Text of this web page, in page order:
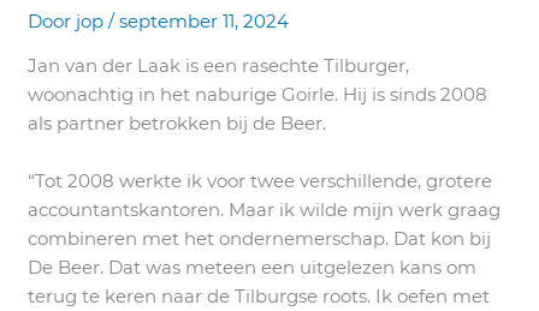
Door jop/september 11, 2024
Jan van der Laak is een rasechte Tilburger,
woonachtig in het naburige Goirle. Hij is sinds 2008
als partner betrokken bij de Beer.
“Tot 2008 werkte ik voor twee verschillende, grotere
accountantskantoren. Maar ik wilde mijn werk graag
combineren met het ondernemerschap. Dat kon bij
De Beer. Dat was meteen een uitgelezen kans om
terug te keren naar de Tilburgse roots. Ik oefen met